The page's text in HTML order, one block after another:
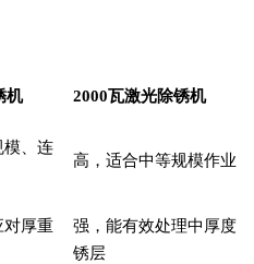
机 2000瓦激光除锈机
模、连
高，适合中等规模作业
对厚重
强，能有效处理中厚度
锈层